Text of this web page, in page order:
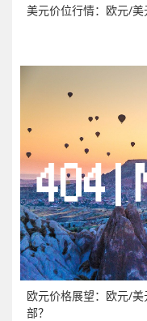
美元价位行情：欧元/
欧元价格展望：欧元/
部？